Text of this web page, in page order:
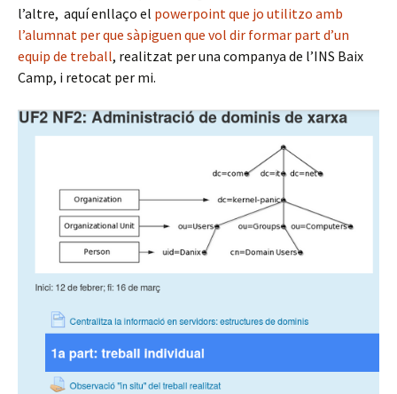
l’altre, aquí enllaço el powerpoint que jo utilitzo amb
l’alumnat per que sàpiguen que vol dir formar part d’un
equip de treball, realitzat per una companya de l’INS Baix
Camp, i retocat per mi.